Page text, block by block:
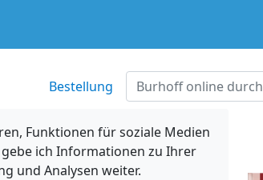
Bestellung
Funktionen für soziale Medien
ich Informationen zu Ihrer
und Analysen weiter.